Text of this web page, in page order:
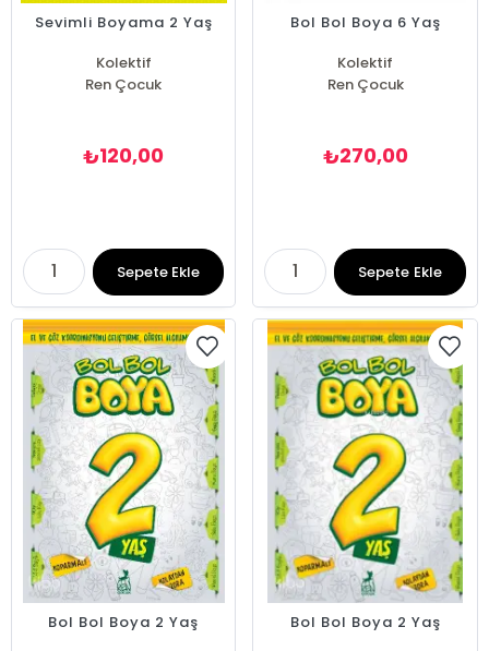
Sevimli Boyama 2 Yaş
Kolektif
Ren Çocuk
₺120,00
Sepete Ekle
Bol Bol Boya 6 Yaş
Kolektif
Ren Çocuk
₺270,00
Sepete Ekle
Bol Bol Boya 2 Yaş
Bol Bol Boya 2 Yaş